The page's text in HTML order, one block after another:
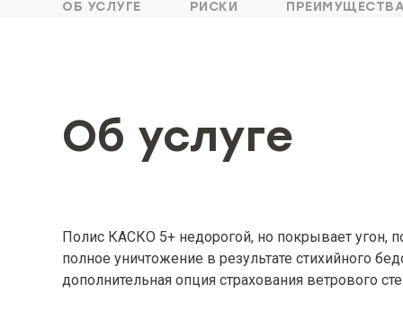
ОБ УСЛУГЕ РИСКИ
Об услуге
Полис КАСКО 5+ недорогой, но покрывает угон,
полное уничтожение в результате стихийного
дополнительная опция страхования ветрового